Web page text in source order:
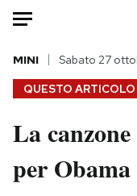
HOME
Italia
Politica
QUESTO ARTICOLO
MINI Sabato 27
La
per Obama